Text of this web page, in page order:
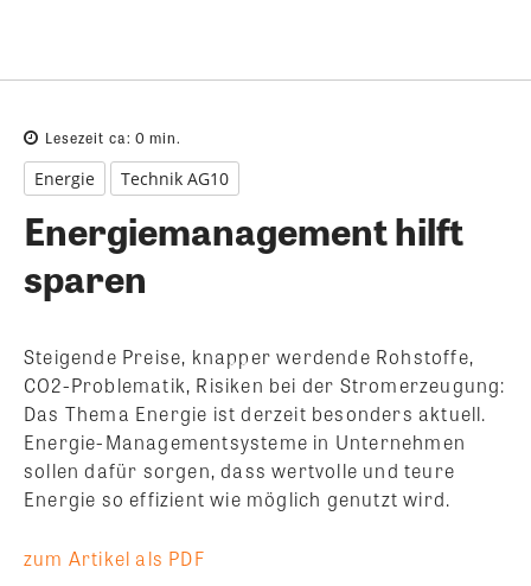
Lesezeit ca: 0 min.
Energie Technik AG10
Energiemanagement hilft
sparen
Steigende Preise, knapper werdende Rohstoffe,
CO2-Problematik, Risiken bei der Stromerzeugung:
Das Thema Energie ist derzeit besonders aktuell.
Energie-Managementsysteme in Unternehmen
sollen dafür sorgen, dass wertvolle und teure
Energie so effizient wie möglich genutzt wird.
zum Artikel als PDF